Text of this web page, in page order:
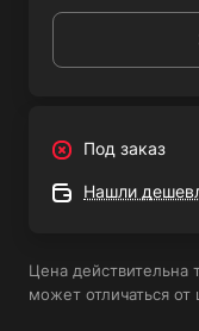
для сварки и
качество работы,
использования.
Под заказ
Нашли
Цена действительна
может отличаться от